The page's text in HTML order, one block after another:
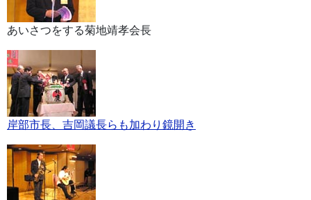
あいさつをする菊地靖孝会長
岸部市長、吉岡議長らも加わり鏡開き